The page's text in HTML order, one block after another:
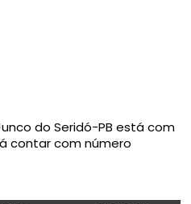
do Seridó-PB está com
contar com número